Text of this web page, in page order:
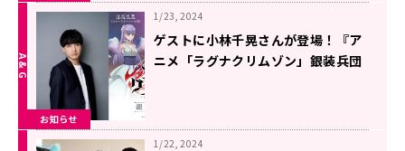
お知らせ
1/23, 2024
ゲストに小林千晃さんが登場！『ア
ニメ「ラグナクリムゾン」銀装兵団
1/22, 2024